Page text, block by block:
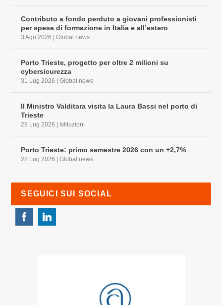
Contributo a fondo perduto a giovani professionisti
per spese di formazione in Italia e all’estero
3 Ago 2026 |Global news
Porto Trieste, progetto per oltre 2 milioni su
cybersicurezza
31 Lug 2026 |Global news
Il Ministro Valditara visita la Laura Bassi nel porto di
Trieste
29 Lug 2026 Istituzioni
Porto Trieste: primo semestre 2026 con un +2,7%
28 Lug 2026 |Global news
SEGUICI SUI SOCIAL